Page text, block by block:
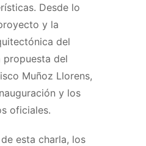
Desde lo
y la
del
del
Muñoz Llorens,
y los
oficiales.
esta charla, los